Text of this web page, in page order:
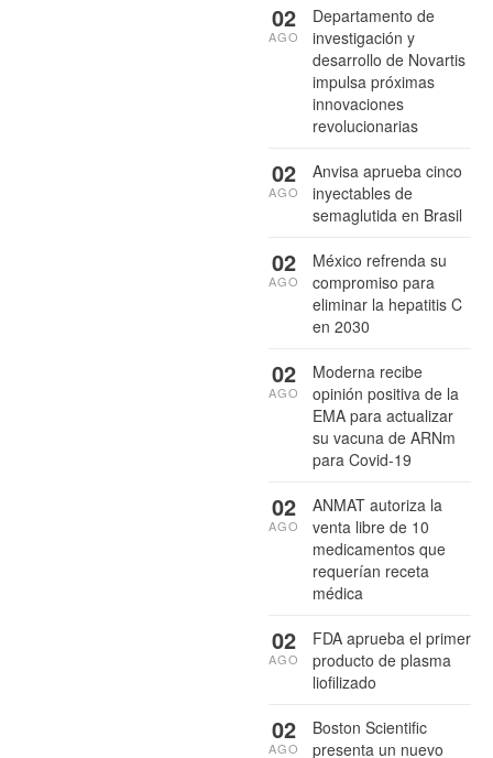
Departamento de
investigación y
desarrollo de Novartis
impulsa próximas
innovaciones
revolucionarias
02
AGO
Anvisa aprueba cinco
inyectables de
semaglutida en Brasil
02
AGO
México refrenda su
compromiso para
eliminar la hepatitis C
en 2030
02
AGO
Moderna recibe
opinión positiva de la
EMA para actualizar
su vacuna de ARNm
para Covid-19
02
AGO
ANMAT autoriza la
venta libre de 10
medicamentos que
requerían receta
médica
02
AGO
FDA aprueba el primer
producto de plasma
liofilizado
02
AGO
Boston Scientific
presenta un nuevo
02
AGO